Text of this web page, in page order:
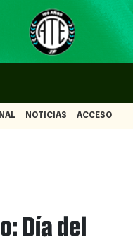
NOTICIAS ACCESO
Día del